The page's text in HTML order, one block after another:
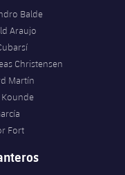
Balde
Araujo
Christensen
Martín
Kounde
Fort